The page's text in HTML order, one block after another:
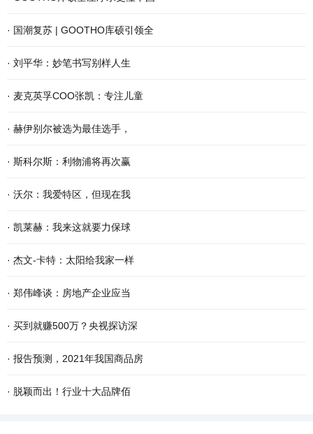
· 国潮复苏 | GOOTHO库硕引领全
· 刘平华：妙笔书写别样人生
· 麦克英孚COO张凯：专注儿童
· 赫伊别尔被选为最佳选手，
· 斯科尔斯：利物浦将再次赢
· 沃尔：我爱特区，但现在我
· 凯莱赫：我来这就要力保球
· 杰文-卡特：太阳给我家一样
· 郑伟峰谈：房地产企业应当
· 买到就赚500万？央视探访深
· 报告预测，2021年我国商品房
· 脱颖而出！行业十大品牌佰